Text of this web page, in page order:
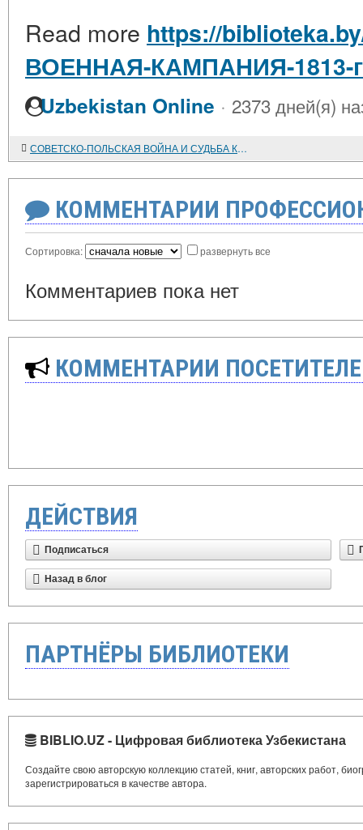
Read more https://
ВОЕННАЯ-КАМПАНИЯ-1813-
Uzbekistan Online · 2373 дней(я)
СОВЕТСКО-ПОЛЬСКАЯ ВОЙНА И СУДЬБА КРАСНОАРМЕЙЦЕВ, ИНТЕРНИРОВАННЫХ В ГЕРМАНИИ В 1920-1921 годах
КОММЕНТАРИИ
Сортировка: развернуть все
Комментариев пока нет
КОММЕНТАРИИ
ДЕЙСТВИЯ
Подписаться
Назад в блог
ПАРТНЁРЫ БИБЛИОТЕКИ
BIBLIO.UZ - Цифровая библиотека Узбекистана
Создайте свою авторскую коллекцию статей, книг, авторских работ,
зарегистрироваться в качестве автора.